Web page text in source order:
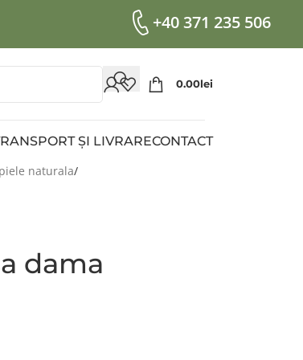
+40 371 235 506
0.00Lei
ȘI LIVRARECONTACT
naturala
dama